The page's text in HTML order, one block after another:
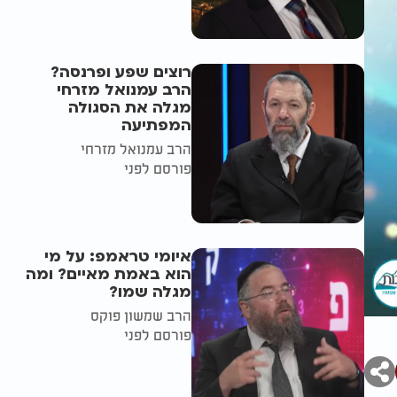
רוצים שפע ופרנסה?
הרב עמנואל מזרחי
מגלה את הסגולה
המפתיעה
הרב עמנואל מזרחי
פורסם לפני
איומי טראמפ: על מי
הוא באמת מאיים? ומה
מגלה שמו?
הרב שמשון פוקס
פורסם לפני